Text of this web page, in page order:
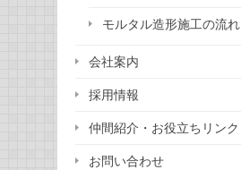
モルタル造形施工の流れ
会社案内
採用情報
仲間紹介・お役立ちリンク
お問い合わせ